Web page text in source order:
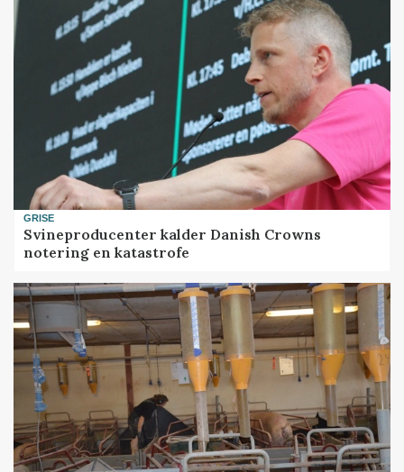
GRISE
Svineproducenter kalder Danish Crowns
notering en katastrofe